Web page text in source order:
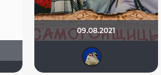
09.08.2021